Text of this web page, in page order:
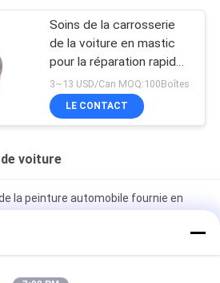
Soins de la carrosserie
de la voiture en mastic
pour la réparation rapide
des inégalités
3~13 USD/Can MOQ:100Boîtes
LE CONTACT
voiture
la peinture automobile fournie en
mélangée Peinture acrylique pour